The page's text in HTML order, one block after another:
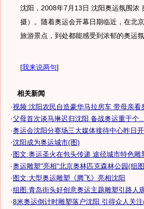
沈阳，2008年7月13日 沈阳奥运氛围浓
摄）。随着奥运会开幕日期临近，在北
旅游景点，到处都能感受到浓郁的奥运
[我来说两句]
相关新闻
·视频:沈阳农民自造豪华马拉房车 带母亲看
·父母首次谈马琳迟归沈阳 备战奥运重于个...
·奥运会沈阳分赛场三大媒体接待中心昨日
·沈阳成为奥运城市(图)
·图文:奥运圣火在包头传递 途径城市特色雕
·奥运雕塑"亮相"北京奥林匹克森林公园(组
·图文:大型奥运雕塑《腾飞》亮相沈阳
·组图:青岛街头好创意奥运主题雕塑引路人
·8米奥运倒计时雕塑落户沈阳 引得众人关